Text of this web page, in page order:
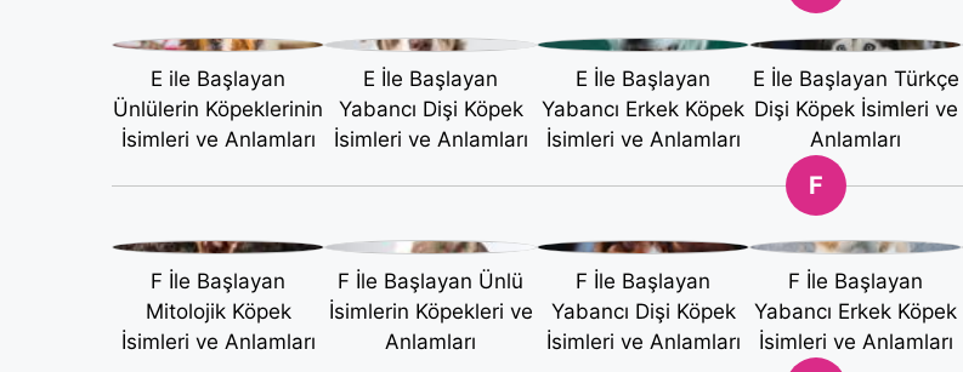
E ile Başlayan
Ünlülerin Köpeklerinin
İsimleri ve Anlamları
E İle Başlayan
Yabancı Dişi Köpek
İsimleri ve Anlamları
E İle Başlayan
Yabancı Erkek Köpek
İsimleri ve Anlamları
E İle Başlayan Türkçe
Dişi Köpek İsimleri ve
Anlamları
F
F İle Başlayan
Mitolojik Köpek
İsimleri ve Anlamları
F İle Başlayan Ünlü
İsimlerin Köpekleri ve
Anlamları
F İle Başlayan
Yabancı Dişi Köpek
İsimleri ve Anlamları
F İle Başlayan
Yabancı Erkek Köpek
İsimleri ve Anlamları